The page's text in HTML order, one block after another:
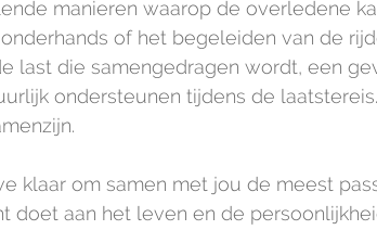
manieren waarop de overledene
of het begeleiden van de
last die samengedragen wordt, een
ondersteunen tijdens de
klaar om samen met jou de meest
doet aan het leven en de